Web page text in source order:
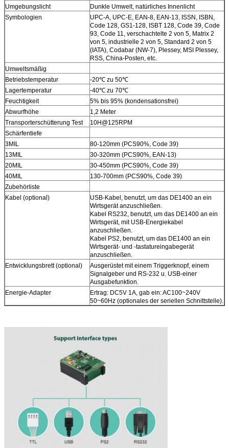
Umgebungslicht
Dunkle Umwelt, natürliches Innenlicht
Symbologien
UPC-A, UPC-E, EAN-8, EAN-13, ISSN, ISBN,
Code 128, GS1-128, ISBT 128, Code 39, Code
93, Code 11, verschachtelte 2 von 5, Matrix 2
von 5, industrielle 2 von 5, Standard 2 von 5
(IATA), Codabar (NW-7), Plessey, MSI Plessey,
RSS, China-Posten, etc.
Umweltsmäßig
Betriebstemperatur
-20℃ zu 50℃
Lagertemperatur
-40℃ zu 70℃
Feuchtigkeit
5% bis 95% (kondensationsfrei)
Abwurfhöhe
1,2 Meter
Transporterschütterung Test
10H@125RPM
Schärfentiefe
3MIL
80-120mm (PCS90%, Code 39)
13MIL
30-320mm (PCS90%, EAN-13)
20MIL
30-450mm (PCS90%, Code 39)
40MIL
130-700mm (PCS90%, Code 39)
Zubehörliste
Kabel (optional)
USB-Kabel, benutzt, um das DE1400 an ein
Wirtsgerät anzuschließen.
Kabel RS232, benutzt, um das DE1400 an ein
Wirtsgerät, mit USB-Energiekabel
anzuschließen.
Kabel PS2, benutzt, um das DE1400 an ein
Wirtsgerät- und -tastatureingabegerät
anzuschließen.
Entwicklungsbrett (optional)
Ausgerüstet mit einem Triggerknopf, einem
Signalgeber und RS-232 u. USB-einer
Ausgabefunktion.
Energie-Adapter
Ertrag: DC5V 1A, gab ein: AC100~240V
50~60Hz (optionales der seriellen Schnittstelle).